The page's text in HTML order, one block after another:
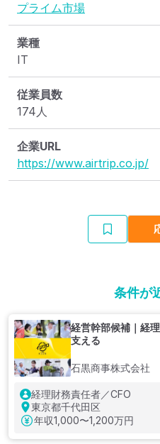
プライム市場
業種
IT
従業員数
174人
企業URL
https://www.airtrip.co.jp/
条件が
経営幹部候補｜経
支える
石黒商事株式会社
経理財務責任者／CFO
東京都千代田区
年収1,000〜1,200万円